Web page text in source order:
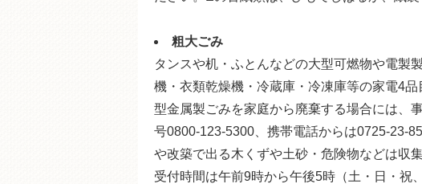
粗大ごみ
タンスや机・ふとんなどの大型可燃物や電製
機・衣類乾燥機・冷蔵庫・冷凍庫等の家電4
型金属製ごみを家庭から廃棄する場合には、
号0800-123-5300、携帯電話からは0725-23-
や改築で出る木くずや土砂・危険物などは収
受付時間は午前9時から午後5時（土・日・祝